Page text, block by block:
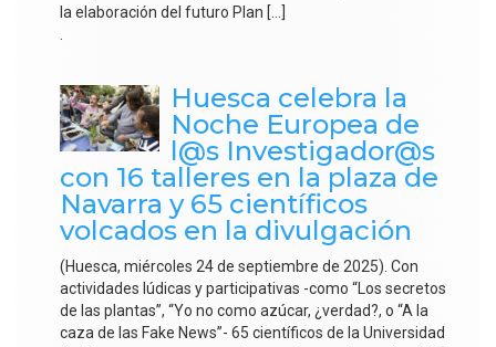
la elaboración del futuro Plan […]
Huesca celebra la
Noche Europea de
l@s Investigador@s
con 16 talleres en la plaza de
Navarra y 65 científicos
volcados en la divulgación
(Huesca, miércoles 24 de septiembre de 2025). Con
actividades lúdicas y participativas -como “Los secretos
de las plantas”, “Yo no como azúcar, ¿verdad?, o “A la
caza de las Fake News”- 65 científicos de la Universidad